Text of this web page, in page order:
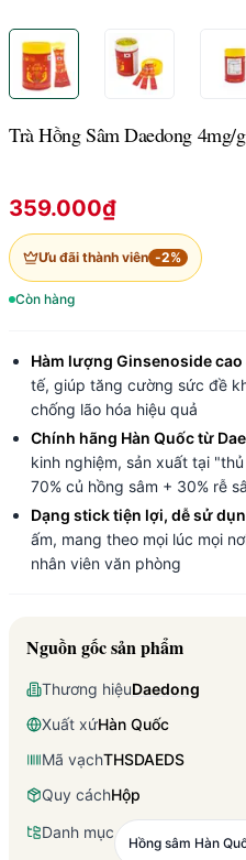
Trà Hồng Sâm Daedong 4mg/
359.000₫
Ưu đãi thành viên -2%
Còn hàng
Hàm lượng Ginsenoside
tế, giúp tăng cường sức đề
chống lão hóa hiệu quả
Chính hãng Hàn Quốc từ
kinh nghiệm, sản xuất tại
70% củ hồng sâm + 30% rễ
Dạng stick tiện lợi, dễ sử
ấm, mang theo mọi lúc mọi
nhân viên văn phòng
Nguồn gốc sản phẩm
Thương hiệuDaedong
Xuất xứHàn Quốc
Mã vạchTHSDAEDS
Quy cáchHộp
Danh mục
Hồng sâm Hàn